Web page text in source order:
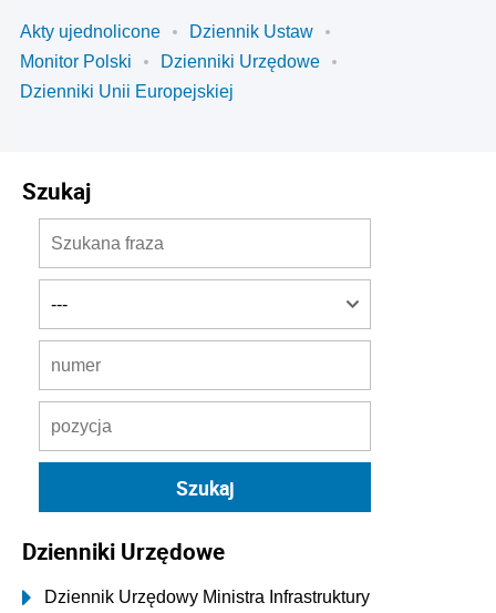
Akty ujednolicone
Dziennik Ustaw
Monitor Polski
Dzienniki Urzędowe
Dzienniki Unii Europejskiej
Szukaj
Dzienniki Urzędowe
Dziennik Urzędowy Ministra Infrastruktury